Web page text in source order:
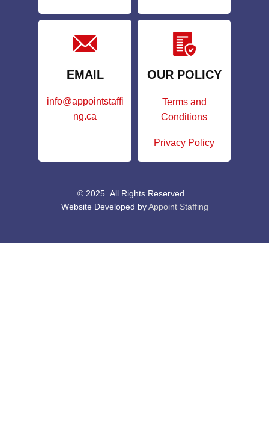
EMAIL
info@appointstaffi
ng.ca
OUR POLICY
Terms and
Conditions
Privacy Policy
© 2025 All Rights Reserved.
Website Developed byAppoint Staffing